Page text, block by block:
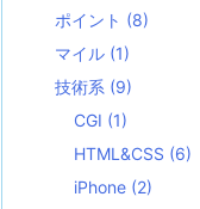
ポイント (8)
マイル (1)
技術系 (9)
CGI (1)
HTML&CSS (6)
iPhone (2)